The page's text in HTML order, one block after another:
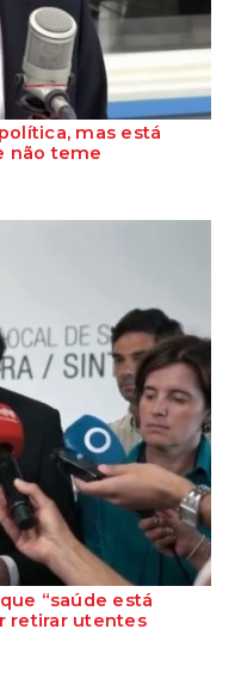
mas está
não teme
“saúde está
retirar utentes